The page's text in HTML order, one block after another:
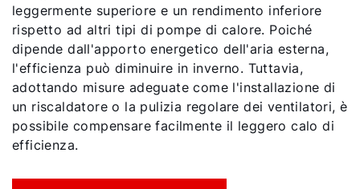
leggermente superiore e un rendimento inferiore
rispetto ad altri tipi di pompe di calore. Poiché
dipende dall'apporto energetico dell'aria esterna,
l'efficienza può diminuire in inverno. Tuttavia,
adottando misure adeguate come l'installazione di
un riscaldatore o la pulizia regolare dei ventilatori, è
possibile compensare facilmente il leggero calo di
efficienza.